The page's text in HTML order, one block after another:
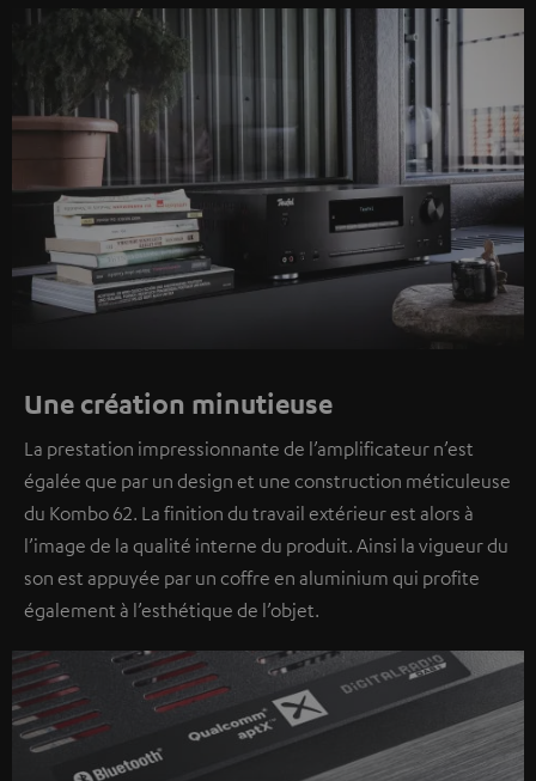
Une création minutieuse
La prestation impressionnante de l’amplificateur n’est
égalée que par un design et une construction méticuleuse
du Kombo 62. La finition du travail extérieur est alors à
l’image de la qualité interne du produit. Ainsi la vigueur du
son est appuyée par un coffre en aluminium qui profite
également à l’esthétique de l’objet.